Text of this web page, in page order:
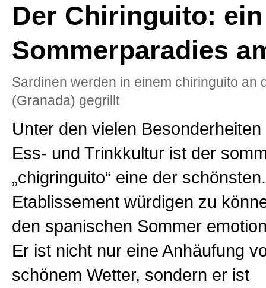
Der Chiringuito: ein
Sommerparadies
Sardinen werden in einem chiringuito an
(Granada) gegrillt
Unter den vielen
Ess- und Trinkkultur ist der
„chigringuito“ eine der
Etablissement würdigen zu
den spanischen Sommer
Er ist nicht nur eine Anhäufung
schönem Wetter, sondern er ist